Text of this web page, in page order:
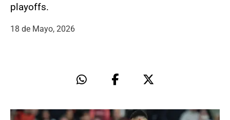
playoffs.
18 de Mayo, 2026